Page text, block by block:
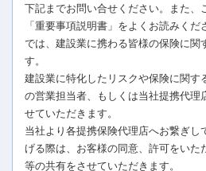
下記までお問い合せください。また、
「重要事項説明書」をよくお読みくだ
では、建設業に携わる皆様の保険に関
す。
建設業に特化したリスクや保険に関す
の営業担当者、もしくは当社提携代理
せていただきます。
当社より各提携保険代理店へお繋ぎし
げる際は、お客様の同意、許可をいた
等の共有をさせていただきます。